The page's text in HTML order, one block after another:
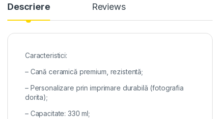
Descriere Reviews
Caracteristici:
– Cană ceramică premium, rezistentă;
– Personalizare prin imprimare durabilă (fotografia
dorita);
– Capacitate: 330 ml;